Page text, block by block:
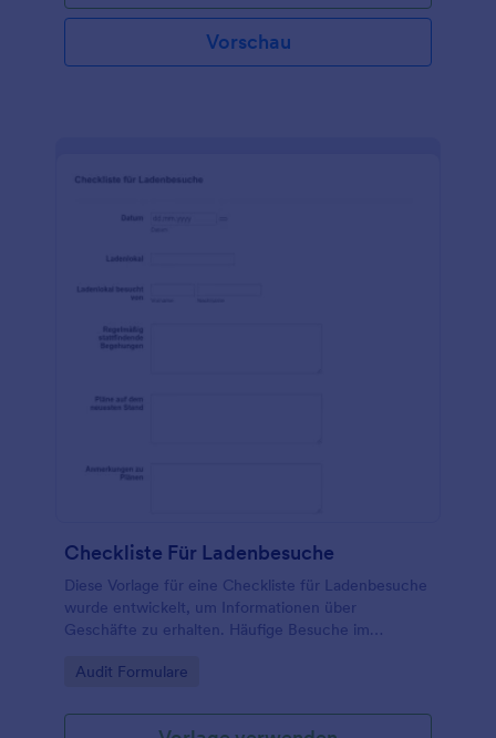
Vorschau
Checkliste Für Ladenbesuche
Diese Vorlage für eine Checkliste für Ladenbesuche
wurde entwickelt, um Informationen über
Geschäfte zu erhalten. Häufige Besuche im
zu verbessern. Diese Vorlage für eine Checkliste für
verbessern.
Go to Category:
Audit Formulare